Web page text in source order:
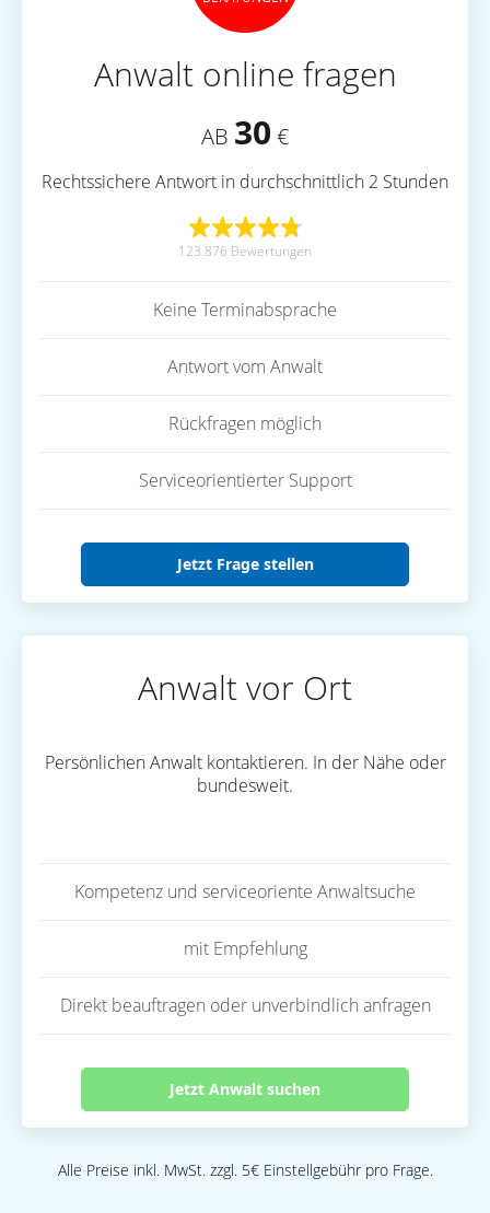
Anwalt online fragen
AB 30 €
Rechtssichere Antwort in durchschnittlich 2 Stunden
123.876 Bewertungen
Keine Terminabsprache
Antwort vom Anwalt
Rückfragen möglich
Serviceorientierter Support
Jetzt Frage stellen
Anwalt vor Ort
Persönlichen Anwalt kontaktieren. In der Nähe oder
bundesweit.
Kompetenz und serviceoriente Anwaltsuche
mit Empfehlung
Direkt beauftragen oder unverbindlich anfragen
Jetzt Anwalt suchen
Alle Preise inkl. MwSt. zzgl. 5€ Einstellgebühr pro Frage.